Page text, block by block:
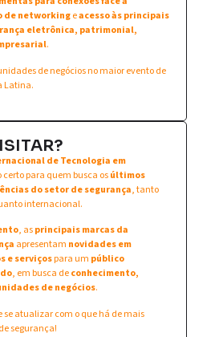
networkingeacesso às principais
eletrônica, patrimonial,
.
de negócios no maior evento de
Latina.
de Tecnologia em
certo para quem busca osúltimos
do setor de segurança, tanto
internacional.
, asprincipais marcas da
apresentam novidades em
e serviçospara um público
, em busca deconhecimento,
de negócios.
se atualizar com o que há de mais
segurança!